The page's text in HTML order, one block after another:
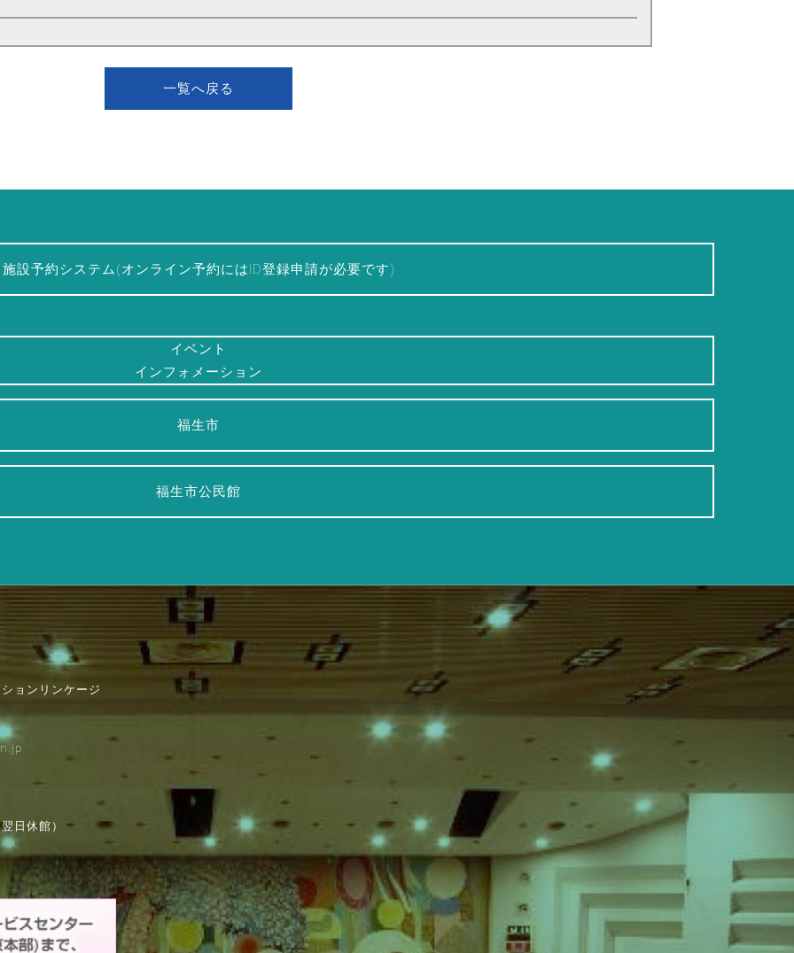
一覧へ戻る
施設予約システム(オンライン予約にはID登録申請が必要です)
イベント
インフォメーション
福生市
福生市公民館
ョンリンケージ
日休館）